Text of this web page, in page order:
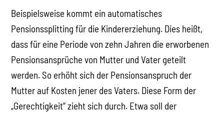
Beispielsweise kommt ein automatisches
Pensionssplitting für die Kindererziehung. Dies heißt,
dass für eine Periode von zehn Jahren die erworbenen
Pensionsansprüche von Mutter und Vater geteilt
werden. So erhöht sich der Pensionsanspruch der
Mutter auf Kosten jener des Vaters. Diese Form der
„Gerechtigkeit“ zieht sich durch. Etwa soll der